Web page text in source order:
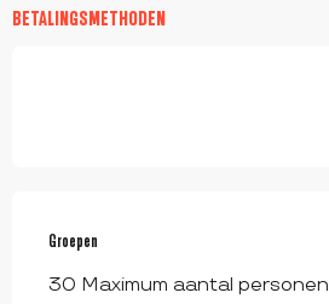
BETALINGSMETHODEN
Groepen
Groepen
30 Maximum aantal personen